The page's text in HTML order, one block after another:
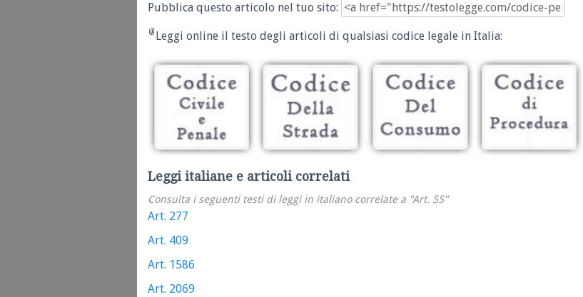
Pubblica questo articolo nel tuo sito:
Leggi online il testo degli articoli di qualsiasi codice legale in Italia:
Leggi italiane e articoli correlati
Consulta i seguenti testi di leggi in italiano correlate a "Art. 55"
Art. 277
Art. 409
Art. 1586
Art. 2069